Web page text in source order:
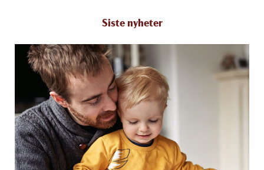
Siste nyheter